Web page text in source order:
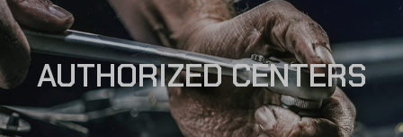
AUTHORIZED CENTERS